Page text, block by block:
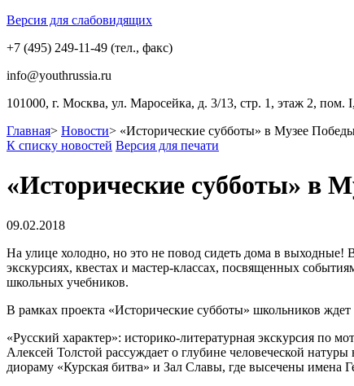
Версия для слабовидящих
+7 (495) 249-11-49 (тел., факс)
info@youthrussia.ru
101000, г. Москва, ул. Маросейка, д. 3/13, стр. 1, этаж 2, пом.
Главная> Новости> «Исторические субботы» в Музее
К списку новостей Версия для печати
«Исторические субботы» в
09.02.2018
На улице холодно, но это не повод сидеть дома в
экскурсиях, квестах и мастер-классах, посвященных
школьных учебников.
В рамках проекта «Исторические субботы» школьников ждет
«Русский характер»: историко-литературная экскурсия по
Алексей Толстой рассуждает о глубине человеческой
диораму «Курская битва» и Зал Славы, где высечены имена